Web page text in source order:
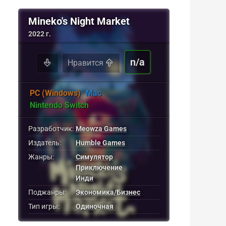
Mineko's Night Market
2022 г.
Нравится n/a
PC (Windows) Mac
Nintendo Switch
Разработчик: Meowza Games
Издатель:
Humble Games
Жанры:
Симулятор
Приключение
Инди
Поджанры:
Экономика/Бизнес
Тип игры:
Одиночная